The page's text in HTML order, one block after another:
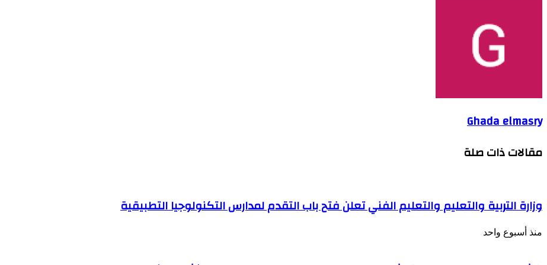
Ghada elmasry
مقالات ذات صلة
وزارة التربية والتعليم والتعليم الفني تعلن فتح باب التقدم لمدارس التكنولوجيا التطبيقية
منذ أسبوع واحد